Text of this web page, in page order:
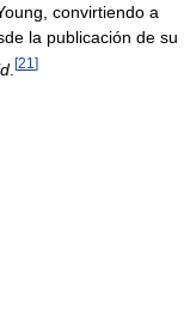
convirtiendo a
la publicación de su
[21 ]